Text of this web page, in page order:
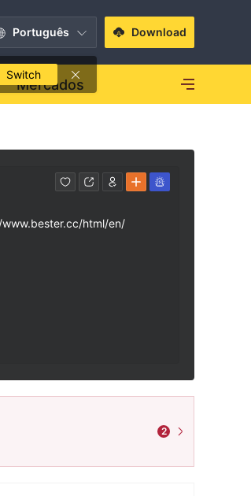
Português
Switch
Download
Mercados
html/en/
2